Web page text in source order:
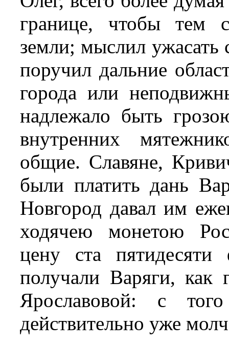
границе, чтобы тем
земли; мыслил ужасать
поручил дальние
города или
надлежало быть
внутренних
общие. Славяне,
были платить дань
Новгород давал им
ходячею монетою
цену ста
получали Варяги, как
Ярославовой: с
действительно уже